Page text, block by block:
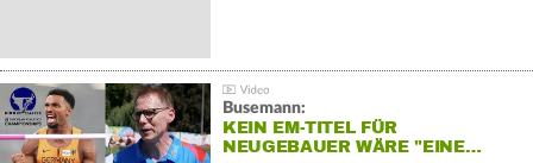
Busemann:
KEIN EM-TITEL FÜR
NEUGEBAUER WÄRE "EINE…